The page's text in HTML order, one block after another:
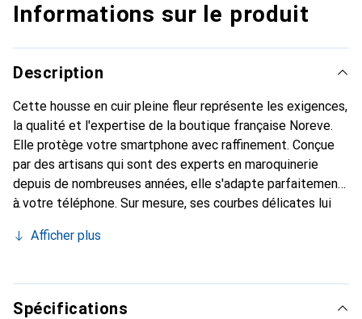
Informations sur le produit
Description
Cette housse en cuir pleine fleur représente les exigences,
la qualité et l'expertise de la boutique française Noreve.
Elle protège votre smartphone avec raffinement. Conçue
par des artisans qui sont des experts en maroquinerie
depuis de nombreuses années, elle s'adapte parfaitement
à votre téléphone. Sur mesure, ses courbes délicates lui
l'accessoire chic et essentiel de votre smartphone.
qualité, la marque Noreve est un choix sûr pour une
clientèle exigeante.
Afficher plus
Spécifications